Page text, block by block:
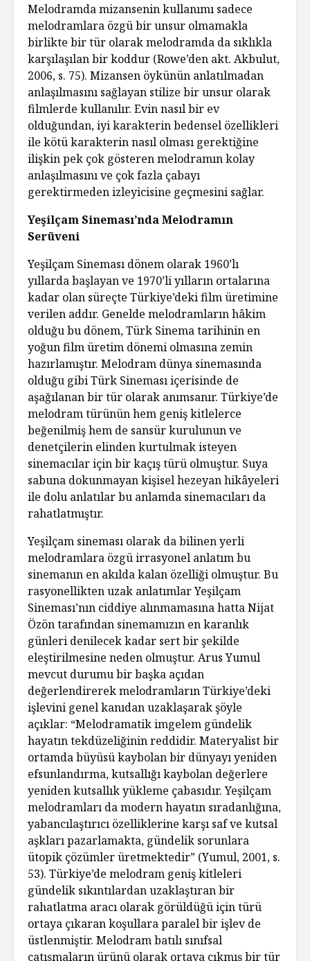
Melodramda mizansenin kullanımı sadece
melodramlara özgü bir unsur olmamakla
birlikte bir tür olarak melodramda da sıklıkla
karşılaşılan bir koddur (Rowe’den akt. Akbulut,
2006, s. 75). Mizansen öykünün anlatılmadan
anlaşılmasını sağlayan stilize bir unsur olarak
filmlerde kullanılır. Evin nasıl bir ev
olduğundan, iyi karakterin bedensel özellikleri
ile kötü karakterin nasıl olması gerektiğine
ilişkin pek çok gösteren melodramın kolay
anlaşılmasını ve çok fazla çabayı
gerektirmeden izleyicisine geçmesini sağlar.
Yeşilçam Sineması’nda Melodramın
Serüveni
Yeşilçam Sineması dönem olarak 1960’lı
yıllarda başlayan ve 1970’li yılların ortalarına
kadar olan süreçte Türkiye’deki film üretimine
verilen addır. Genelde melodramların hâkim
olduğu bu dönem, Türk Sinema tarihinin en
yoğun film üretim dönemi olmasına zemin
hazırlamıştır. Melodram dünya sinemasında
olduğu gibi Türk Sineması içerisinde de
aşağılanan bir tür olarak anımsanır. Türkiye’de
melodram türünün hem geniş kitlelerce
beğenilmiş hem de sansür kurulunun ve
denetçilerin elinden kurtulmak isteyen
sinemacılar için bir kaçış türü olmuştur. Suya
sabuna dokunmayan kişisel hezeyan hikâyeleri
ile dolu anlatılar bu anlamda sinemacıları da
rahatlatmıştır.
Yeşilçam sineması olarak da bilinen yerli
melodramlara özgü irrasyonel anlatım bu
sinemanın en akılda kalan özelliği olmuştur. Bu
rasyonellikten uzak anlatımlar Yeşilçam
Sineması’nın ciddiye alınmamasına hatta Nijat
Özön tarafından sinemamızın en karanlık
günleri denilecek kadar sert bir şekilde
eleştirilmesine neden olmuştur. Arus Yumul
mevcut durumu bir başka açıdan
değerlendirerek melodramların Türkiye’deki
işlevini genel kanıdan uzaklaşarak şöyle
açıklar: “Melodramatik imgelem gündelik
hayatın tekdüzeliğinin reddidir. Materyalist bir
ortamda büyüsü kaybolan bir dünyayı yeniden
efsunlandırma, kutsallığı kaybolan değerlere
yeniden kutsallık yükleme çabasıdır. Yeşilçam
melodramları da modern hayatın sıradanlığına,
yabancılaştırıcı özelliklerine karşı saf ve kutsal
aşkları pazarlamakta, gündelik sorunlara
ütopik çözümler üretmektedir” (Yumul, 2001, s.
53). Türkiye’de melodram geniş kitleleri
gündelik sıkıntılardan uzaklaştıran bir
rahatlatma aracı olarak görüldüğü için türü
ortaya çıkaran koşullara paralel bir işlev de
üstlenmiştir. Melodram batılı sınıfsal
çatışmaların ürünü olarak ortaya çıkmış bir tür